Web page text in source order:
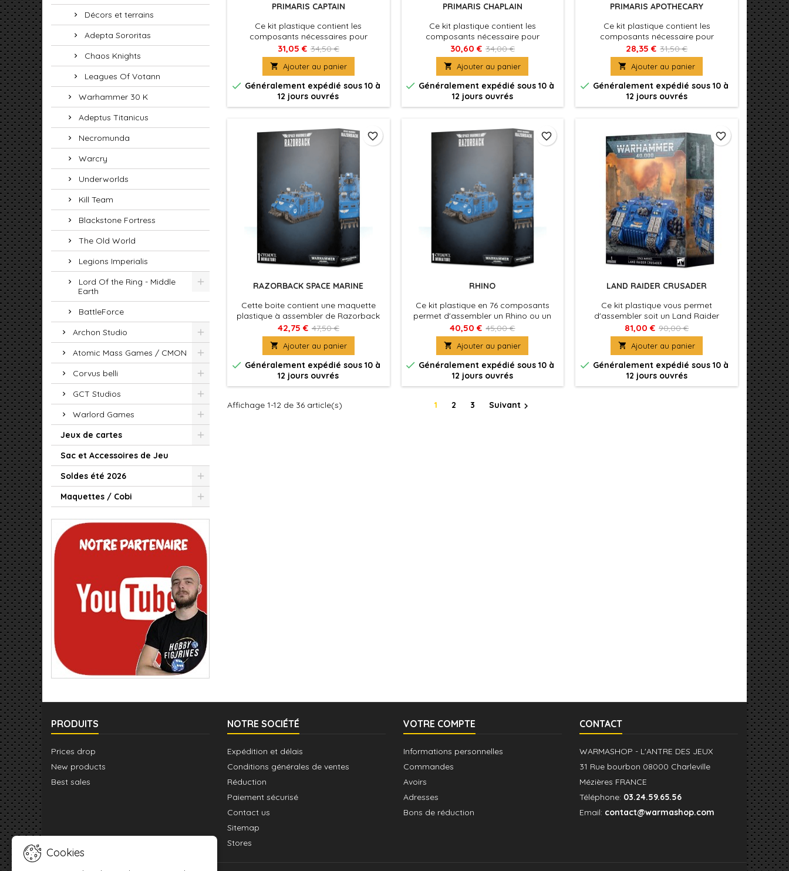
Décors et terrains
Adepta Sororitas
Chaos Knights
Leagues Of Votann
Warhammer 30 K
Adeptus Titanicus
Necromunda
Warcry
Underworlds
Kill Team
Blackstone Fortress
The Old World
Legions Imperialis
Lord Of the Ring - Middle
Earth
BattleForce
Archon Studio
Atomic Mass Games / CMON
Corvus belli
GCT Studios
Warlord Games
Jeux de cartes
Sac et Accessoires de Jeu
Soldes été 2026
Maquettes / Cobi
PRIMARIS CAPTAIN
Ce kit plastique contient les
composants nécessaires pour
assembler un Primaris Captain.
31,05 € 34,50 €
 Ajouter au panier
 Généralement expédié sous 10 à
12 jours ouvrés
PRIMARIS CHAPLAIN
Ce kit plastique contient les
composants nécessaire pour
assembler un Primaris Chaplain.
30,60 € 34,00 €
 Ajouter au panier
 Généralement expédié sous 10 à
12 jours ouvrés
PRIMARIS APOTHECARY
Ce kit plastique contient les
composants nécessaire pour
assembler un Primaris Apothecary.
28,35 € 31,50 €
 Ajouter au panier
 Généralement expédié sous 10 à
12 jours ouvrés
RAZORBACK SPACE MARINE
Cette boite contient une maquette
plastique à assembler de Razorback
Space Marine.
42,75 € 47,50 €
 Ajouter au panier
 Généralement expédié sous 10 à
12 jours ouvrés
favorite_border
RHINO
Ce kit plastique en 76 composants
permet d'assembler un Rhino ou un
Razorback. Il est fourni avec une
planche de décalcomanies
Ultramarines pour véhicule.
40,50 € 45,00 €
 Ajouter au panier
 Généralement expédié sous 10 à
12 jours ouvrés
favorite_border
LAND RAIDER CRUSADER
Ce kit plastique vous permet
d'assembler soit un Land Raider
Crusader, soit un Land Raider
Redeemer, selon votre préférence.
81,00 € 90,00 €
 Ajouter au panier
 Généralement expédié sous 10 à
12 jours ouvrés
favorite_border
Affichage 1-12 de 36 article(s) 1 2 3 Suivant
PRODUITS
Prices drop
New products
Best sales
NOTRE SOCIÉTÉ
Expédition et délais
Conditions générales de ventes
Réduction
Paiement sécurisé
Contact us
Sitemap
Stores
VOTRE COMPTE
Informations personnelles
Commandes
Avoirs
Adresses
Bons de réduction
CONTACT
WARMASHOP - L'ANTRE DES JEUX
31 Rue bourbon 08000 Charleville
Mézières FRANCE
Téléphone: 03.24.59.65.56
Email: contact@warmashop.com
Cookies